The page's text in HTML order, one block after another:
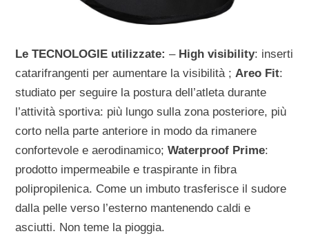
Le TECNOLOGIE utilizzate:– High visibility: inserti
catarifrangenti per aumentare la visibilità ;Areo Fit:
studiato per seguire la postura dell’atleta durante
l’attività sportiva: più lungo sulla zona posteriore, più
corto nella parte anteriore in modo da rimanere
confortevole e aerodinamico;Waterproof Prime:
prodotto impermeabile e traspirante in fibra
polipropilenica. Come un imbuto trasferisce il sudore
dalla pelle verso l’esterno mantenendo caldi e
asciutti. Non teme la pioggia.